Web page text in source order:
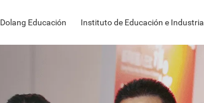
Dolang Educación Instituto de Educación e Industria